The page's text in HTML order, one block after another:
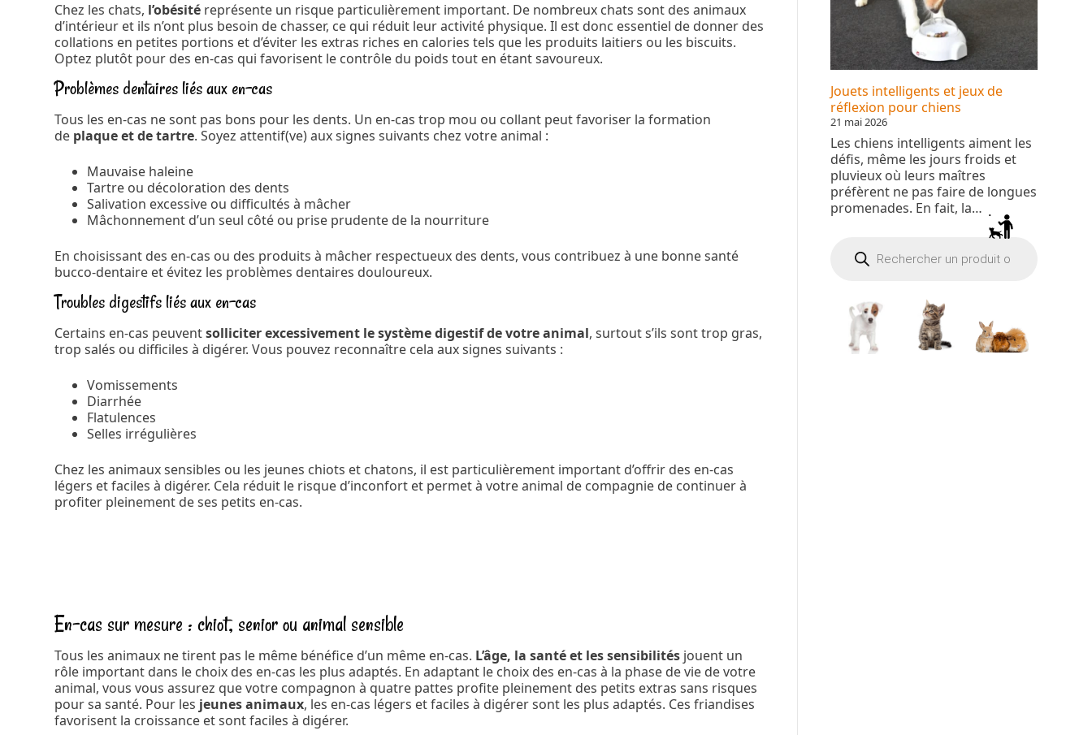
Chez les chats, l’obésité représente un risque particulièrement important. De nombreux chats sont des animaux
d’intérieur et ils n’ont plus besoin de chasser, ce qui réduit leur activité physique. Il est donc essentiel de donner des
collations en petites portions et d’éviter les extras riches en calories tels que les produits laitiers ou les biscuits.
Optez plutôt pour des en-cas qui favorisent le contrôle du poids tout en étant savoureux.
Problèmes dentaires liés aux en-cas
Tous les en-cas ne sont pas bons pour les dents. Un en-cas trop mou ou collant peut favoriser la formation
de plaque et de tartre. Soyez attentif(ve) aux signes suivants chez votre animal :
Mauvaise haleine
Tartre ou décoloration des dents
Salivation excessive ou difficultés à mâcher
Mâchonnement d’un seul côté ou prise prudente de la nourriture
En choisissant des en-cas ou des produits à mâcher respectueux des dents, vous contribuez à une bonne santé
bucco-dentaire et évitez les problèmes dentaires douloureux.
Troubles digestifs liés aux en-cas
Certains en-cas peuventsolliciter excessivement le système digestif de votre animal, surtout s’ils sont trop gras,
trop salés ou difficiles à digérer. Vous pouvez reconnaître cela aux signes suivants :
Vomissements
Diarrhée
Flatulences
Selles irrégulières
Chez les animaux sensibles ou les jeunes chiots et chatons, il est particulièrement important d’offrir des en-cas
légers et faciles à digérer. Cela réduit le risque d’inconfort et permet à votre animal de compagnie de continuer à
profiter pleinement de ses petits en-cas.
En-cas sur mesure : chiot, senior ou animal sensible
Tous les animaux ne tirent pas le même bénéfice d’un même en-cas. L’âge, la santé et les sensibilités jouent un
rôle important dans le choix des en-cas les plus adaptés. En adaptant le choix des en-cas à la phase de vie de votre
animal, vous vous assurez que votre compagnon à quatre pattes profite pleinement des petits extras sans risques
pour sa santé. Pour les jeunes animaux, les en-cas légers et faciles à digérer sont les plus adaptés. Ces friandises
favorisent la croissance et sont faciles à digérer.
Jouets intelligents et jeux de
réflexion pour chiens
21 mai 2026
Les chiens intelligents aiment les
défis, même les jours froids et
pluvieux où leurs maîtres
préfèrent ne pas faire de longues
promenades. En fait, la…
produits